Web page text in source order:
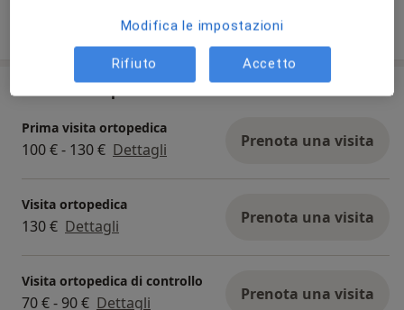
Mostra dettagli
sull'esperienza
Prima visita ortopedica
100 € - 130 € Dettagli Prenota una visita
Visita ortopedica
130 € Dettagli Prenota una visita
Visita ortopedica di controllo
70 € - 90 € Dettagli Prenota una visita
Modifica le impostazioni
Rifiuto Accetto